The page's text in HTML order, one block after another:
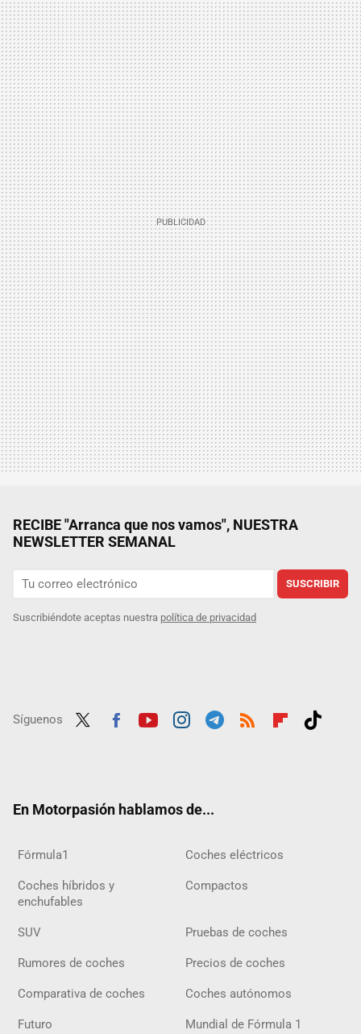
RECIBE "Arranca que nos vamos", NUESTRA
NEWSLETTER SEMANAL
SUSCRIBIR
Suscribiéndote aceptas nuestra política de privacidad
Síguenos
En Motorpasión hablamos de...
Fórmula1 Coches eléctricos
Coches híbridos y
enchufables
Compactos
SUV Pruebas de coches
Rumores de coches Precios de coches
Comparativa de coches Coches autónomos
Futuro Mundial de Fórmula 1